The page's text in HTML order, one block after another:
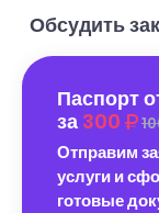
Обсудить
Паспорт
за 300
Отправим
услуги и
готовые